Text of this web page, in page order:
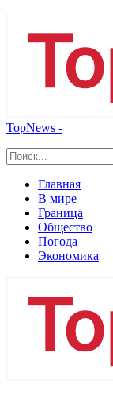
TopNews -
Главная
В мире
Граница
Общество
Погода
Экономика